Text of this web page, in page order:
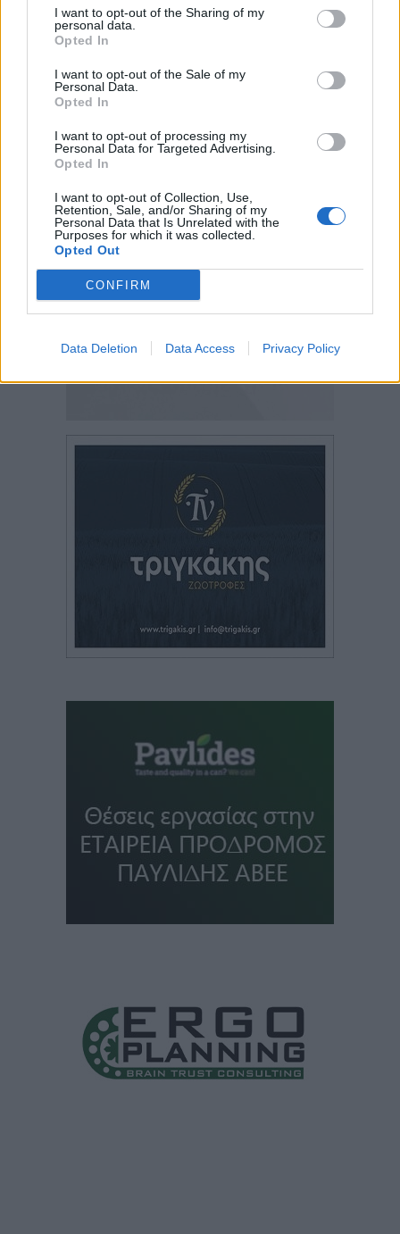
I want to opt-out of the Sharing of my
personal data.
Opted In
I want to opt-out of the Sale of my
Personal Data.
Opted In
I want to opt-out of processing my
Personal Data for Targeted Advertising.
Opted In
I want to opt-out of Collection, Use,
Retention, Sale, and/or Sharing of my
Personal Data that Is Unrelated with the
Purposes for which it was collected.
Opted Out
CONFIRM
Data Deletion Data Access Privacy Policy